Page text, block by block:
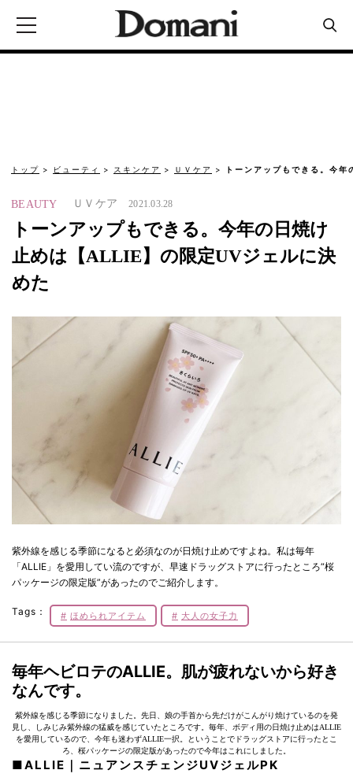
トップ ビューティ スキンケア ＵＶケア トーンアップもできる。今
BEAUTY ＵＶケア 2021.03.28
トーンアップもできる。今年の日焼け
止めは【ALLIE】の限定UVジェルに決
めた
紫外線を感じる季節になると必須なのが日焼け止めですよね。私は毎年
「ALLIE」を愛用してい流のですが、早速ドラッグストアに行ったところ“桜
パッケージの限定版”があったのでご紹介します。
Tags： ほめられアイテム 大人の女子力
毎年ヘビロテのALLIE。肌が疲れないから好き
なんです。
紫外線を感じる季節になりました。先日、娘の手首から先だけがこんがり焼けているのを発
見し、しみじみ紫外線の猛威を感じていたところです。毎年、ボディ用の日焼け止めはALLIE
を愛用しているので、今年も迷わずALLIE一択。ということでドラッグストアに行ったとこ
ろ、桜パッケージの限定版があったので今年はこれにしました。
■ALLIE｜ニュアンスチェンジUVジェルPK